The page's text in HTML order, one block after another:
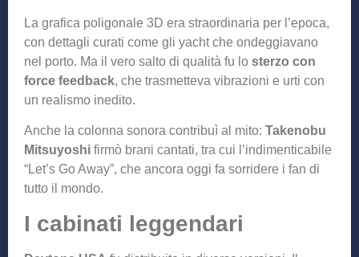
La grafica poligonale 3D era straordinaria per l’epoca,
con dettagli curati come gli yacht che ondeggiavano
nel porto. Ma il vero salto di qualità fu lo sterzo con
force feedback, che trasmetteva vibrazioni e urti con
un realismo inedito.
Anche la colonna sonora contribuì al mito: Takenobu
Mitsuyoshi firmò brani cantati, tra cui l’indimenticabile
“Let’s Go Away”, che ancora oggi fa sorridere i fan di
tutto il mondo.
I cabinati leggendari